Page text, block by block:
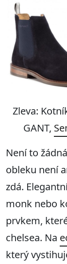
Zleva:
GANT,
Není to
obleku není
zdá.
monk nebo
prvkem,
chelsea. Na
který